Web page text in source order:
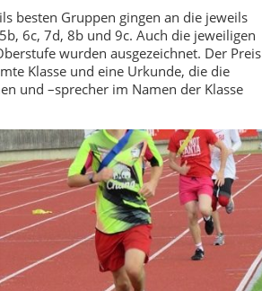
besten Gruppen gingen an die jeweils
6c, 7d, 8b und 9c. Auch die jeweiligen
wurden ausgezeichnet. Der Preis
Klasse und eine Urkunde, die die
und –sprecher im Namen der Klasse